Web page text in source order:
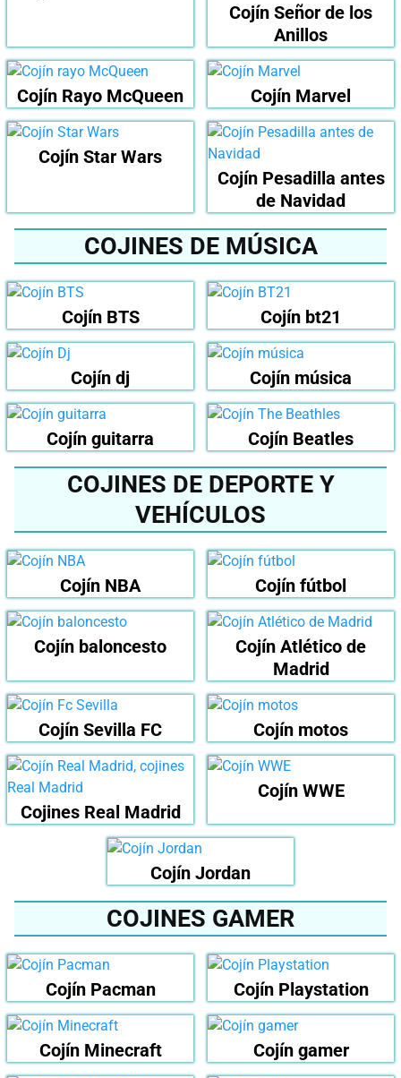
Cojín Señor de los
Anillos
Cojín Rayo McQueen Cojín Marvel
Cojín Star Wars
Cojín Pesadilla antes
de Navidad
COJINES DE MÚSICA
Cojín BTS Cojín bt21
Cojín dj Cojín música
Cojín guitarra Cojín Beatles
COJINES DE DEPORTE Y
VEHÍCULOS
Cojín NBA Cojín fútbol
Cojín baloncesto
Cojín Atlético de
Madrid
Cojín Sevilla FC Cojín motos
Cojines Real Madrid
Cojín WWE
Cojín Jordan
COJINES GAMER
Cojín Pacman Cojín Playstation
Cojín Minecraft Cojín gamer